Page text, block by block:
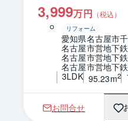
3,999万円 （税込）
リフォーム
愛知県名古屋市
名古屋市営地下
名古屋市営地下
名古屋市営地下
3LDK 95.23m2
お問合せ